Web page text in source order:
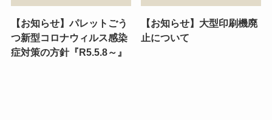
【お知らせ】パレットごう
つ新型コロナウィルス感染
症対策の方針『R5.5.8～』
【お知らせ】大型印刷機廃
止について